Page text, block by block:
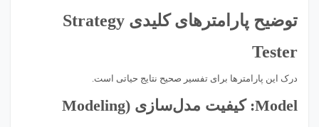
توضیح پارامترهای کلیدی Strategy
Tester
درک این پارامترها برای تفسیر صحیح نتایج حیاتی است.
Model: کیفیت مدل‌سازی (Modeling